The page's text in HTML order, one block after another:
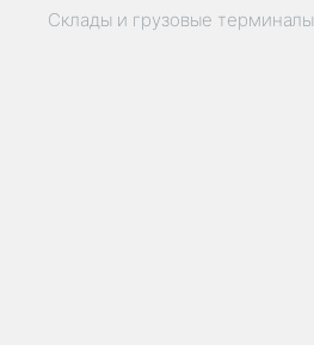
Склады и грузовые терминалы